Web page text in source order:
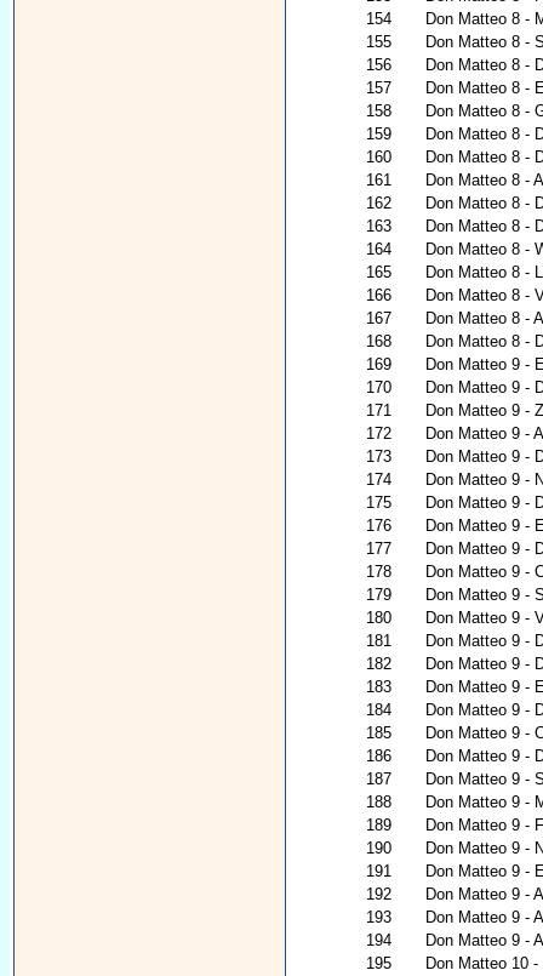
154
Don Matteo 8 -
155
Don Matteo 8 -
156
Don Matteo 8 -
157
Don Matteo 8 -
158
Don Matteo 8 -
159
Don Matteo 8 -
160
Don Matteo 8 -
161
Don Matteo 8 -
162
Don Matteo 8 -
163
Don Matteo 8 -
164
Don Matteo 8 -
165
Don Matteo 8 -
166
Don Matteo 8 -
167
Don Matteo 8 -
168
Don Matteo 8 -
169
Don Matteo 9 -
170
Don Matteo 9 -
171
Don Matteo 9 -
172
Don Matteo 9 -
173
Don Matteo 9 -
174
Don Matteo 9 -
175
Don Matteo 9 -
176
Don Matteo 9 -
177
Don Matteo 9 -
178
Don Matteo 9 -
179
Don Matteo 9 -
180
Don Matteo 9 -
181
Don Matteo 9 -
182
Don Matteo 9 -
183
Don Matteo 9 -
184
Don Matteo 9 -
185
Don Matteo 9 -
186
Don Matteo 9 -
187
Don Matteo 9 -
188
Don Matteo 9 -
189
Don Matteo 9 -
190
Don Matteo 9 -
191
Don Matteo 9 -
192
Don Matteo 9 -
193
Don Matteo 9 -
194
Don Matteo 9 -
195
Don Matteo 10 -